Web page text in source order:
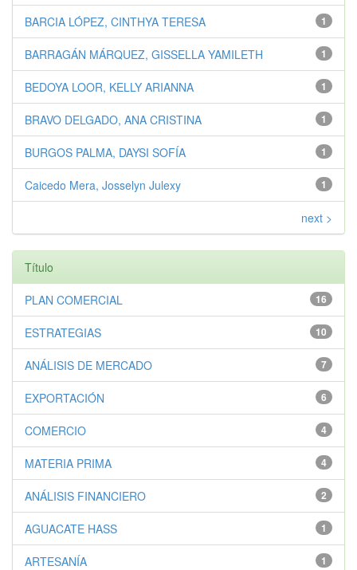
1
BARCIA LÓPEZ, CINTHYA TERESA
1
BARRAGÁN MÁRQUEZ, GISSELLA YAMILETH
1
BEDOYA LOOR, KELLY ARIANNA
1
BRAVO DELGADO, ANA CRISTINA
1
BURGOS PALMA, DAYSI SOFÍA
1
Caicedo Mera, Josselyn Julexy
next >
Título
16
PLAN COMERCIAL
10
ESTRATEGIAS
7
ANÁLISIS DE MERCADO
6
EXPORTACIÓN
4
COMERCIO
4
MATERIA PRIMA
2
ANÁLISIS FINANCIERO
1
AGUACATE HASS
1
ARTESANÍA